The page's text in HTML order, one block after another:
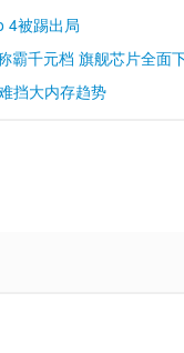
4被踢出局
霸千元档 旗舰芯片全面
挡大内存趋势